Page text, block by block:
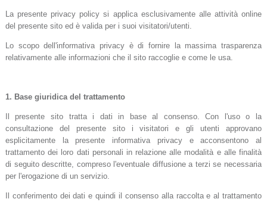
La presente privacy policy si applica esclusivamente alle attività online
del presente sito ed è valida per i suoi visitatori/utenti.
Lo scopo dell'informativa privacy è di fornire la massima trasparenza
relativamente alle informazioni che il sito raccoglie e come le usa.
1. Base giuridica del trattamento
Il presente sito tratta i dati in base al consenso. Con l'uso o la
consultazione del presente sito i visitatori e gli utenti approvano
esplicitamente la presente informativa privacy e acconsentono al
trattamento dei loro dati personali in relazione alle modalità e alle finalità
di seguito descritte, compreso l'eventuale diffusione a terzi se necessaria
per l'erogazione di un servizio.
Il conferimento dei dati e quindi il consenso alla raccolta e al trattamento